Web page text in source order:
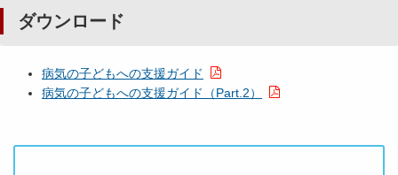
ダウンロード
病気の子どもへの支援ガイド
病気の子どもへの支援ガイド（Part.2）